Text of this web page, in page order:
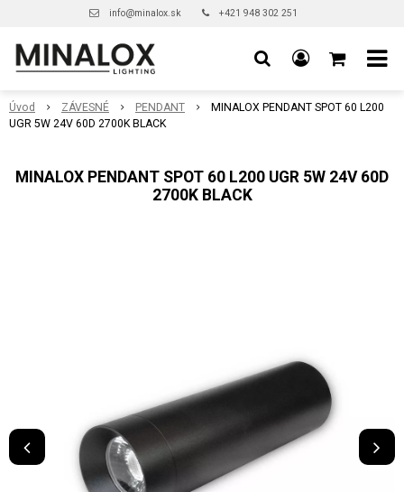
info@minalox.sk +421 948 302 251
Úvod ZÁVESNÉ PENDANT
MINALOX PENDANT SPOT 60 L200
UGR 5W 24V 60D 2700K BLACK
MINALOX PENDANT SPOT 60 L200 UGR 5W 24V 60D
2700K BLACK